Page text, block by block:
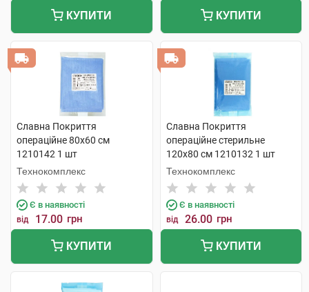
КУПИТИ КУПИТИ
Славна Покриття
операційне 80х60 см
1210142 1 шт
Технокомплекс
Є в наявності
від 17.00 грн
КУПИТИ
Славна Покриття
операційне стерильне
120х80 см 1210132 1 шт
Технокомплекс
Є в наявності
від 26.00 грн
КУПИТИ